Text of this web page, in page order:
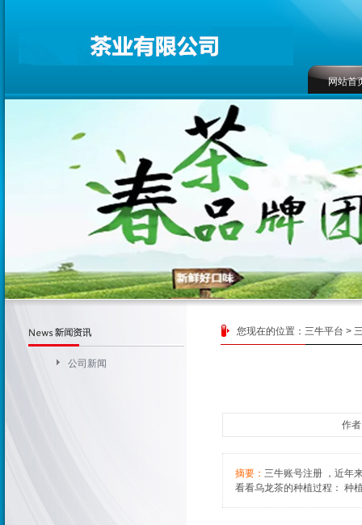
网站首
公司新闻
您现在的位置： 三牛平台 >
作
摘要： 三牛账号注册 ，近年
看看乌龙茶的种植过程： 种